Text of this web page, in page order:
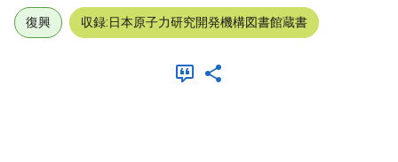
復興 収録:日本原子力研究開発機構図書館蔵書